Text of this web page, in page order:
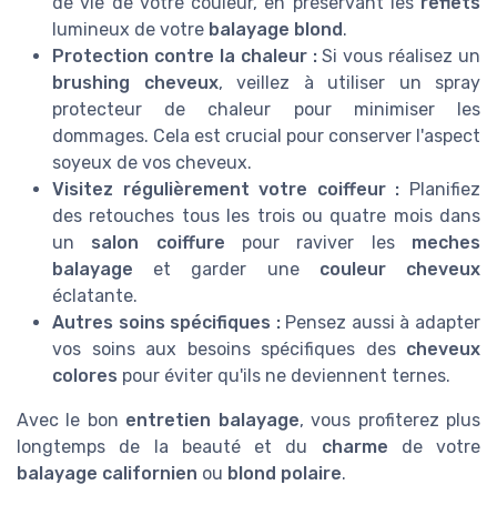
lumineux de votre balayage blond .
Protection contre la chaleur :Si vous réalisez un
brushing cheveux, veillez à utiliser un spray
protecteur de chaleur pour minimiser les
dommages. Cela est crucial pour conserver l'aspect
soyeux de vos cheveux.
Visitez régulièrement votre coiffeur: Planifiez
des retouches tous les trois ou quatre mois dans
un salon coiffure pour raviver les meches
balayage et garder une couleur cheveux
éclatante.
Autres soins spécifiques :Pensez aussi à adapter
vos soins aux besoins spécifiques des cheveux
colores pour éviter qu'ils ne deviennent ternes.
Avec le bon entretien balayage, vous profiterez plus
longtemps de la beauté et du charme de votre
balayage californien ou blond polaire.